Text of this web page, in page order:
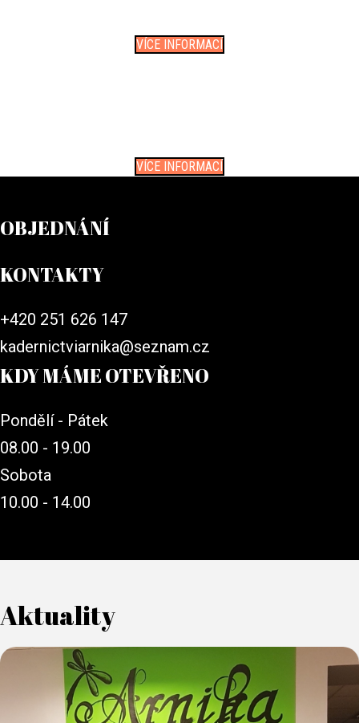
VÍCE INFORMACÍ
VÍCE INFORMACÍ
OBJEDNÁNÍ
KONTAKTY
+420 251 626 147
kadernictviarnika@seznam.cz
KDY MÁME OTEVŘENO
Pondělí - Pátek
08.00 - 19.00
Sobota
10.00 - 14.00
Aktuality